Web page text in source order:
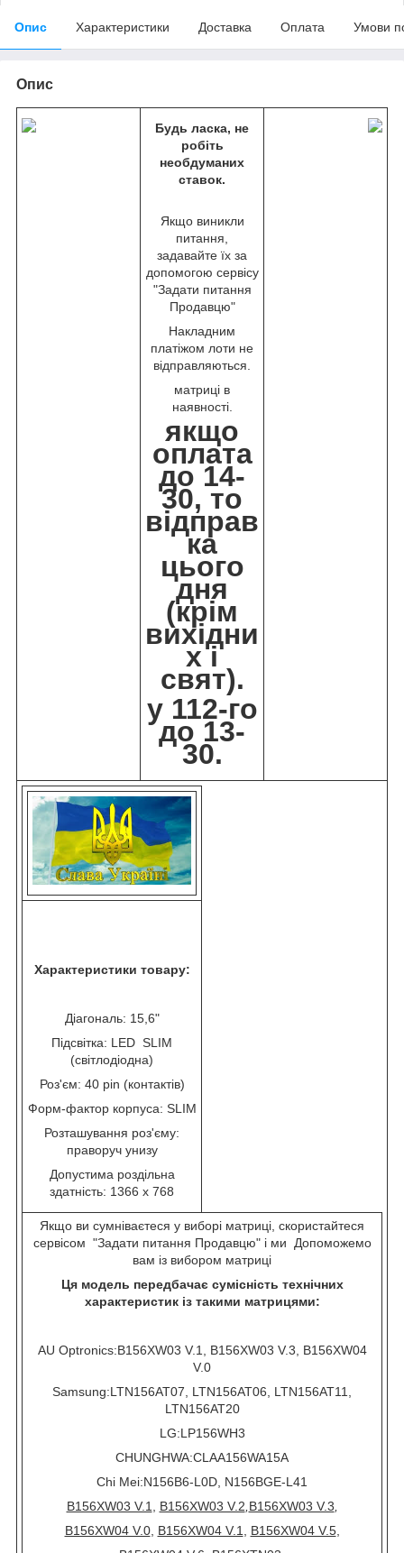
Опис Характеристики Доставка Оплата Умови
Опис
Будь ласка, не
робіть
необдуманих
ставок.
Якщо виникли
питання,
задавайте їх за
допомогою сервісу
"Задати питання
Продавцю"
Накладним
платіжом лоти не
відправляються.
матриці в
наявності.
якщо
оплата
до 14-
30, то
відправ
ка
цього
дня
(крім
вихідни
х і
свят).
у 112-го
до 13-
30.
Характеристики товару:
Діагональ: 15,6"
Підсвітка: LED SLIM
(світлодіодна)
Роз'єм: 40 pin (контактів)
Форм-фактор корпуса: SLIM
Розташування роз'єму:
праворуч унизу
Допустима роздільна
здатність: 1366 x 768
Якщо ви сумніваєтеся у виборі матриці, скористайтеся
сервісом "Задати питання Продавцю" і ми Допоможемо
вам із вибором матриці
Ця модель передбачає сумісність технічних
характеристик із такими матрицями:
AU Optronics:B156XW03 V.1, B156XW03 V.3, B156XW04
V.0
Samsung:LTN156AT07, LTN156AT06, LTN156AT11,
LTN156AT20
LG:LP156WH3
CHUNGHWA:CLAA156WA15A
Chi Mei:N156B6-L0D, N156BGE-L41
B156XW03 V.1
B156XW03 V.2 B156XW03 V.3
B156XW04 V.0, B156XW04 V.1 B156XW04 V.5,